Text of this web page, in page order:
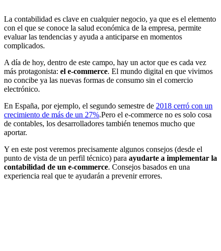
La contabilidad es clave en cualquier negocio, ya que es el elemento
con el que se conoce la salud económica de la empresa, permite
evaluar las tendencias y ayuda a anticiparse en momentos
complicados.
A día de hoy, dentro de este campo, hay un actor que es cada vez
más protagonista: el e-commerce. El mundo digital en que vivimos
no concibe ya las nuevas formas de consumo sin el comercio
electrónico.
En España, por ejemplo, el segundo semestre de 2018 cerró con un
crecimiento de más de un 27%.Pero el e-commerce no es solo cosa
de contables, los desarrolladores también tenemos mucho que
aportar.
Y en este post veremos precisamente algunos consejos (desde el
punto de vista de un perfil técnico) para ayudarte a implementar la
contabilidad de un e-commerce. Consejos basados en una
experiencia real que te ayudarán a prevenir errores.